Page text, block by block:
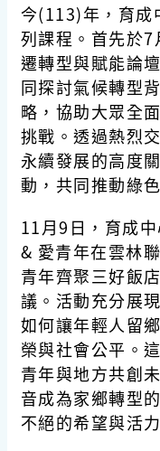
今(113)年，育成
列課程。首先於
遷轉型與賦能論
同探討氣候轉型
略，協助大眾全
挑戰。透過熱烈
永續發展的高度
動，共同推動綠
11月9日，育成
& 愛青年在雲林
青年齊聚三好飯
議。活動充分展
如何讓年輕人留
榮與社會公平。
青年與地方共創
音成為家鄉轉型
不絕的希望與活